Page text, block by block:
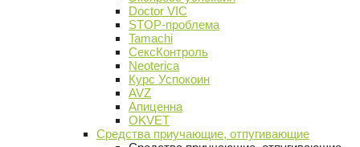
Doctor VIC
STOP-проблема
Tamachi
СексКонтроль
Neoterica
Курс Успокоин
AVZ
Апиценна
OKVET
Средства приучающие, отпугивающие